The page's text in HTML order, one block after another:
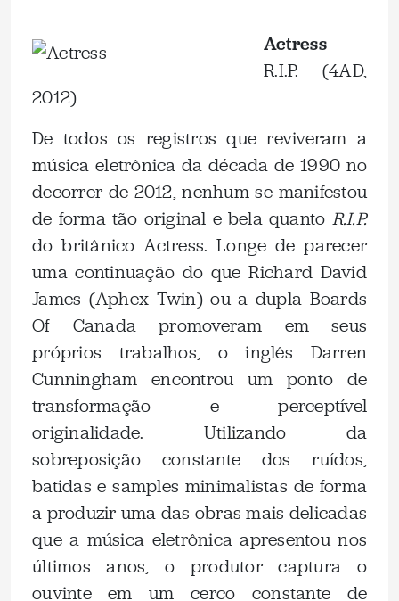
Actress
R.I.P. (4AD,
2012)
De todos os registros que reviveram a
música eletrônica da década de 1990 no
decorrer de 2012, nenhum se manifestou
de forma tão original e bela quanto R.I.P.
do britânico Actress. Longe de parecer
uma continuação do que Richard David
James (Aphex Twin) ou a dupla Boards
Of Canada promoveram em seus
próprios trabalhos, o inglês Darren
Cunningham encontrou um ponto de
transformação e perceptível
originalidade. Utilizando da
sobreposição constante dos ruídos,
batidas e samples minimalistas de forma
a produzir uma das obras mais delicadas
que a música eletrônica apresentou nos
últimos anos, o produtor captura o
ouvinte em um cerco constante de